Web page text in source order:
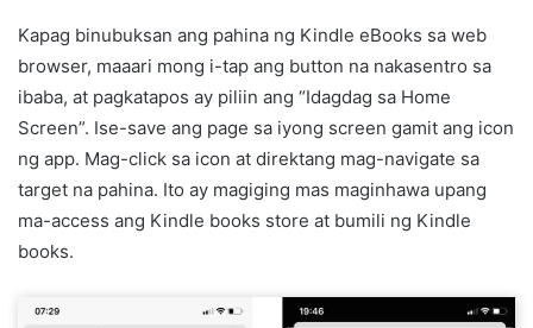
Kapag binubuksan ang pahina ng Kindle eBooks sa web
browser, maaari mong i-tap ang button na nakasentro sa
ibaba, at pagkatapos ay piliin ang “Idagdag sa Home
Screen”. Ise-save ang page sa iyong screen gamit ang icon
ng app. Mag-click sa icon at direktang mag-navigate sa
target na pahina. Ito ay magiging mas maginhawa upang
ma-access ang Kindle books store at bumili ng Kindle
books.